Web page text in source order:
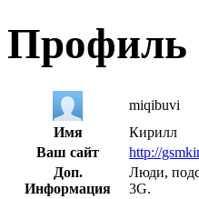
Профиль
miqibuvi
Имя
Кирилл
Ваш сайт
http://
Доп.
Информация
Люди,
3G.